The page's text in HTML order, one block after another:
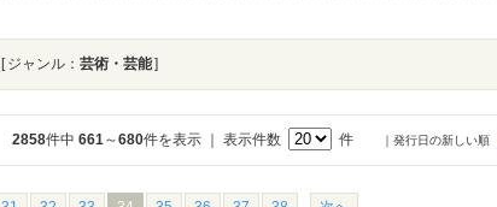
[ ジャンル： 芸術・芸能]
2858件中 661～680件を表示 ｜ 表示件数 件 ｜発行日の新しい順